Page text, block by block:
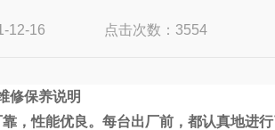
12-16 点击次数：3554
修保养说明
，性能优良。每台出厂前，都认真地进